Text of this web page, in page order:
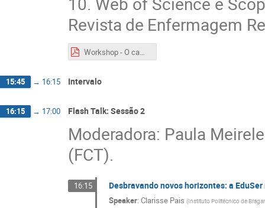
Revista de Enfermagem
Workshop - O caminho da indexação de revistas dos agregadores e diretórios às bases de dados internacionais..pdf
15:45 → 16:15 Intervalo
16:15 → 17:00 Flash Talk: Sessão 2
Moderadora: Paula
(FCT).
16:15 Desbravando novos horizontes: a
Speaker: Clarisse Pais (Instituto Politécnico de